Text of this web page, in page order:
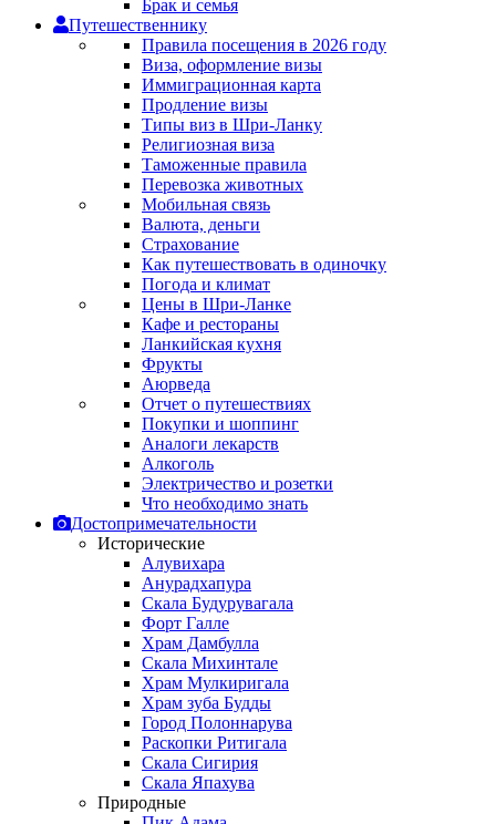
Брак и семья
Путешественнику
Правила посещения в 2026 году
Виза, оформление визы
Иммиграционная карта
Продление визы
Типы виз в Шри-Ланку
Религиозная виза
Таможенные правила
Перевозка животных
Мобильная связь
Валюта, деньги
Страхование
Как путешествовать в одиночку
Погода и климат
Цены в Шри-Ланке
Кафе и рестораны
Ланкийская кухня
Фрукты
Аюрведа
Отчет о путешествиях
Покупки и шоппинг
Аналоги лекарств
Алкоголь
Электричество и розетки
Что необходимо знать
Достопримечательности
Исторические
Алувихара
Анурадхапура
Скала Будурувагала
Форт Галле
Храм Дамбулла
Скала Михинтале
Храм Мулкиригала
Храм зуба Будды
Город Полоннарува
Раскопки Ритигала
Скала Сигирия
Скала Япахува
Природные